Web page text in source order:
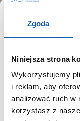
Zgoda
Niniejsza strona
Wykorzystujemy
i reklam, aby
analizować ruch w
korzystasz z
26.09.2024
GRUPA ZIBI
Historia
Misja, wizja i
Używamy